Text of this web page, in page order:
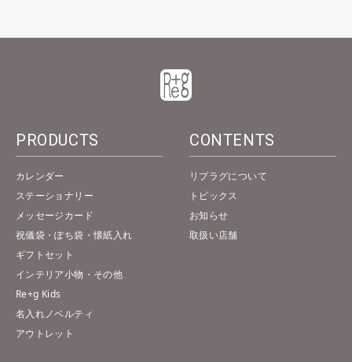
PRODUCTS
カレンダー
ステーショナリー
メッセージカード
祝儀袋・ぽち袋・懐紙入れ
ギフトセット
インテリア小物・その他
Re+g Kids
名入れノベルティ
アウトレット
CONTENTS
リプラグについて
トピックス
お知らせ
取扱い店舗